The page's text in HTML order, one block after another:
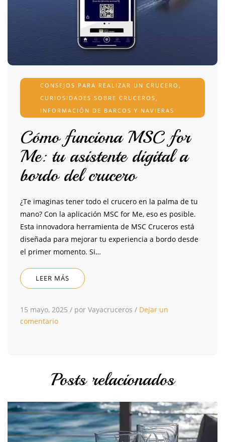
CONSEJOS PARA REALIZAR UN CRUCERO ,
CURIOSIDADES SOBRE CRUCEROS,
INFORMACIÓN DE BARCOS Y NAVIERAS
Cómo funciona MSC for
Me: tu asistente digital a
bordo del crucero
¿Te imaginas tener todo el crucero en la palma de tu
mano? Con la aplicación MSC for Me, eso es posible.
Esta innovadora herramienta de MSC Cruceros está
diseñada para mejorar tu experiencia a bordo desde
el primer momento. Si…
LEER MÁS
15 mayo, 2025 / por Vayacruceros / Dejar un
comentario
Posts relacionados